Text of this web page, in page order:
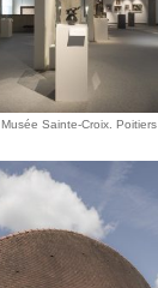
Musée Sainte-Croix. Poitiers